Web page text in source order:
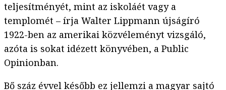
teljesítményét, mint az iskoláét vagy a
templomét – írja Walter Lippmann újságíró
1922-ben az amerikai közvéleményt vizsgáló,
azóta is sokat idézett könyvében, a Public
Opinionban.
Bő száz évvel később ez jellemzi a magyar sajtó